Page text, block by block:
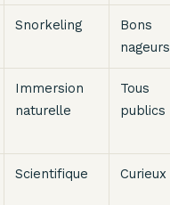
Snorkeling
Bons
nageurs
Immersion
naturelle
Tous
publics
Scientifique Curieux